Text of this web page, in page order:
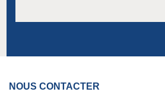
NOUS CONTACTER